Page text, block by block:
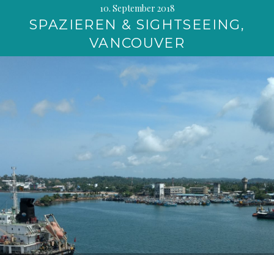
10. September 2018
SPAZIEREN & SIGHTSEEING,
VANCOUVER